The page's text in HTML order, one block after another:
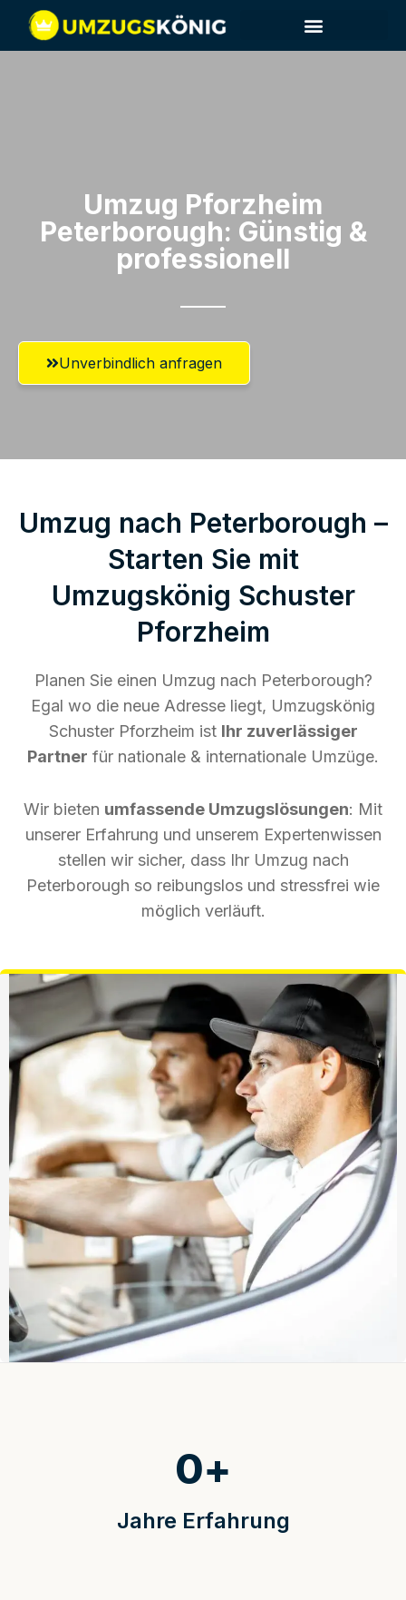
Umzug Pforzheim​
Peterborough: Günstig &
professionell​
Unverbindlich anfragen
Umzug nach Peterborough –
Starten Sie mit
Umzugskönig Schuster
Pforzheim
Planen Sie einen Umzug nach Peterborough?
Egal wo die neue Adresse liegt, Umzugskönig
Schuster Pforzheim ist Ihr zuverlässiger
Partner für nationale & internationale Umzüge.
Wir bieten umfassende Umzugslösungen: Mit
unserer Erfahrung und unserem Expertenwissen
stellen wir sicher, dass Ihr Umzug nach
Peterborough so reibungslos und stressfrei wie
möglich verläuft.
Jahre Erfahrung
0+